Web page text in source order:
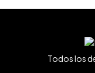
Todos los